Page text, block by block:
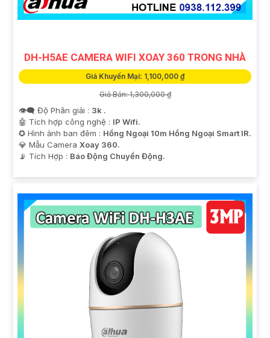
DH-H5AE CAMERA WIFI XOAY 360 TRONG NHÀ
Giá Khuyến Mại: 1,100,000 ₫
Giá Bán: 1,300,000 ₫
👁️‍🗨 Độ Phân giải : 3k .
🤖️ Tích hợp công nghệ : IP Wifi.
✪ Hình ảnh ban đêm : Hồng Ngoại 10m Hồng Ngoại Smart IR.
💎 Mẫu Camera Xoay 360.
️📡 Tích Hợp : Báo Động Chuyển Động.